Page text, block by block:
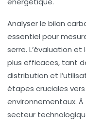
Analyser le bilan
essentiel pour
serre. L’évaluation
plus efficaces, tant
distribution et l’
étapes cruciales
environnementaux.
secteur